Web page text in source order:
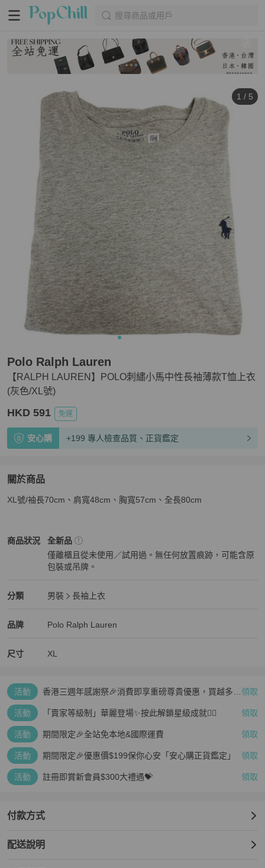
搜尋商品或用戶
1 / 5
【RALPH LAUREN】POLO刺繡小馬中性長袖薄款T恤上衣
(灰色/XL號)
Polo Ralph Lauren
HKD 591 免運
安心購 +199 專人檢查品質、正貨鑑定
關於商品
關於【RALPH LAUREN】POLO刺繡小馬中性長袖薄款T恤
XL號/袖長70cm、肩寬48cm、胸寬57cm、全長80cm
商品狀況
Polo Ralph Lauren男裝
全新品
僅離櫃且從未使用／試用過。無任何放置痕跡，可能含原
包裝或吊牌。
分類
Polo Ralph Lauren男裝分類資訊
男裝
長袖上衣
品牌
Polo Ralph Lauren精品 男裝品牌介紹
Polo Ralph Lauren
Polo Ralph Lauren推薦清單
尺寸 XL
活動
香港三週年感謝祭🎉消費即享重磅尊貴優惠，買越多、 領取
活動 「賣家等級制」華麗登場✨按此解鎖星級成就👆🏻 領取
活動 期間限定🎉全站免本地&國際運費 領取
活動 期間限定🎉優惠價$199保你心安「安心購正貨鑑定」 領取
活動 註冊即賞新會員$300大禮遇💝 領取
付款方式
配送說明